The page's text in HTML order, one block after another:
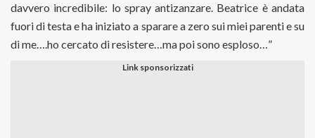
davvero incredibile: lo spray antizanzare. Beatrice è andata
fuori di testa e ha iniziato a sparare a zero sui miei parenti e su
di me….ho cercato di resistere…ma poi sono esploso…”